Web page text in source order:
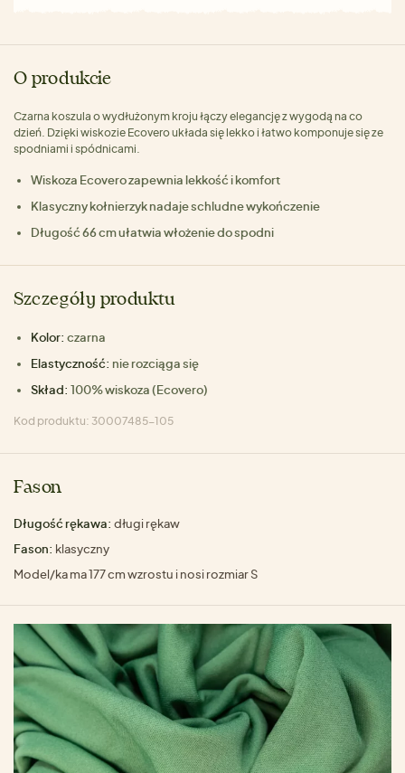
O produkcie
Czarna koszula o wydłużonym kroju łączy elegancję z wygodą na co
dzień. Dzięki wiskozie Ecovero układa się lekko i łatwo komponuje się ze
spodniami i spódnicami.
Wiskoza Ecovero zapewnia lekkość i komfort
Klasyczny kołnierzyk nadaje schludne wykończenie
Długość 66 cm ułatwia włożenie do spodni
Szczegóły produktu
Kolor: czarna
Elastyczność: nie rozciąga się
Skład: 100% wiskoza (Ecovero)
Kod produktu: 30007485-105
Fason
Długość rękawa: długi rękaw
Fason: klasyczny
Model/ka ma 177 cm wzrostu i nosi rozmiar S